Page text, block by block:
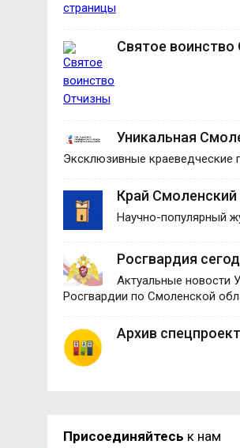
Святое воинство
Уникальная
Эксклюзивные краеведческие
Край Смоленский
Научно-популярный
Росгвардия
Актуальные новости
Росгвардии по Смоленской
Архив
Присоединяйтесь к нам